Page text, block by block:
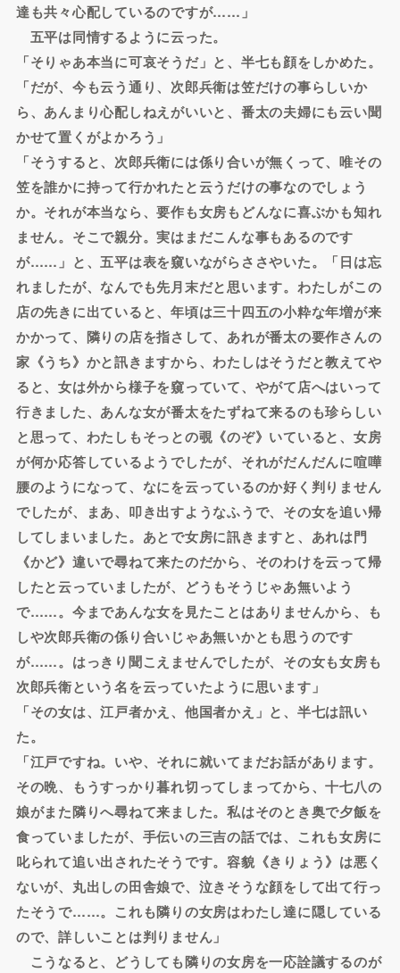
達も共々心配しているのですが……」
五平は同情するように云った。
「そりゃあ本当に可哀そうだ」と、半七も顔をしかめた。
「だが、今も云う通り、次郎兵衛は笠だけの事らしいか
ら、あんまり心配しねえがいいと、番太の夫婦にも云い聞
かせて置くがよかろう」
「そうすると、次郎兵衛には係り合いが無くって、唯その
笠を誰かに持って行かれたと云うだけの事なのでしょう
か。それが本当なら、要作も女房もどんなに喜ぶかも知れ
ません。そこで親分。実はまだこんな事もあるのです
が……」と、五平は表を窺いながらささやいた。「日は忘
れましたが、なんでも先月末だと思います。わたしがこの
店の先きに出ていると、年頃は三十四五の小粋な年増が来
かかって、隣りの店を指さして、あれが番太の要作さんの
家《うち》かと訊きますから、わたしはそうだと教えてや
ると、女は外から様子を窺っていて、やがて店へはいって
行きました、あんな女が番太をたずねて来るのも珍らしい
と思って、わたしもそっとの覗《のぞ》いていると、女房
が何か応答しているようでしたが、それがだんだんに喧嘩
腰のようになって、なにを云っているのか好く判りません
でしたが、まあ、叩き出すようなふうで、その女を追い帰
してしまいました。あとで女房に訊きますと、あれは門
《かど》違いで尋ねて来たのだから、そのわけを云って帰
したと云っていましたが、どうもそうじゃあ無いよう
で……。今まであんな女を見たことはありませんから、も
しや次郎兵衛の係り合いじゃあ無いかとも思うのです
が……。はっきり聞こえませんでしたが、その女も女房も
次郎兵衛という名を云っていたように思います」
「その女は、江戸者かえ、他国者かえ」と、半七は訊い
た。
「江戸ですね。いや、それに就いてまだお話があります。
その晩、もうすっかり暮れ切ってしまってから、十七八の
娘がまた隣りへ尋ねて来ました。私はそのとき奥で夕飯を
食っていましたが、手伝いの三吉の話では、これも女房に
叱られて追い出されたそうです。容貌《きりょう》は悪く
ないが、丸出しの田舎娘で、泣きそうな顔をして出て行っ
たそうで……。これも隣りの女房はわたし達に隠している
ので、詳しいことは判りません」
こうなると、どうしても隣りの女房を一応詮議するのが